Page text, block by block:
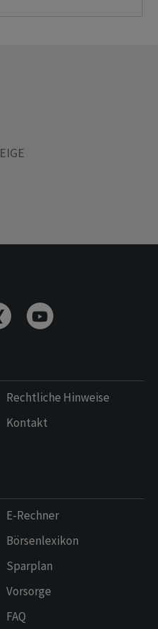
Rechtliche Hinweise
Kontakt
E-Rechner
Börsenlexikon
Sparplan
Vorsorge
FAQ